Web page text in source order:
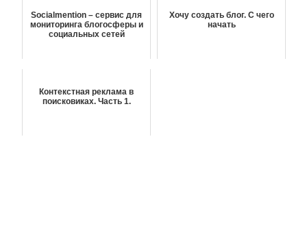
Socialmention – сервис для
мониторинга блогосферы и
социальных сетей
Хочу создать блог. С чего
начать
Контекстная реклама в
поисковиках. Часть 1.